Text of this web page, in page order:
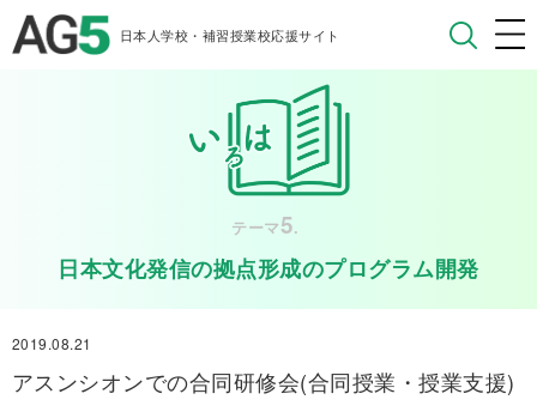
日本人学校・補習授業校応援サイト
テーマ5.
日本文化発信の拠点形成のプログラム開発
2019.08.21
アスンシオンでの合同研修会(合同授業・授業支援)